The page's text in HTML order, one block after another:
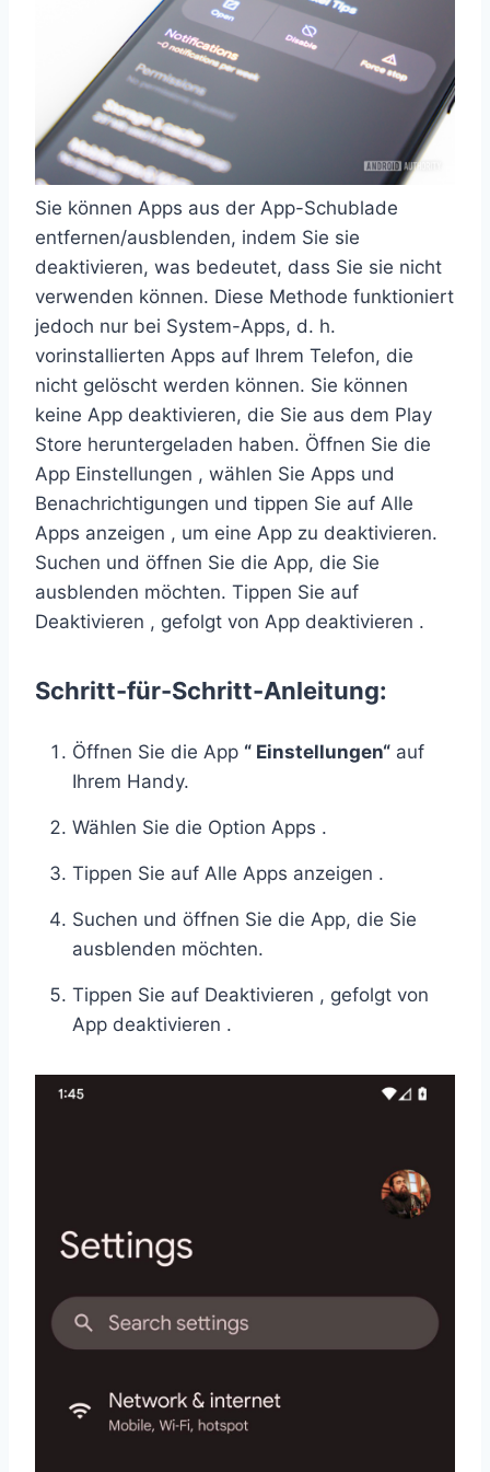
Sie können Apps aus der App-Schublade
entfernen/ausblenden, indem Sie sie
deaktivieren, was bedeutet, dass Sie sie nicht
verwenden können. Diese Methode funktioniert
jedoch nur bei System-Apps, d. h.
vorinstallierten Apps auf Ihrem Telefon, die
nicht gelöscht werden können. Sie können
keine App deaktivieren, die Sie aus dem Play
Store heruntergeladen haben. Öffnen Sie die
App Einstellungen , wählen Sie Apps und
Benachrichtigungen und tippen Sie auf Alle
Apps anzeigen , um eine App zu deaktivieren.
Suchen und öffnen Sie die App, die Sie
ausblenden möchten. Tippen Sie auf
Deaktivieren , gefolgt von App deaktivieren .
Schritt-für-Schritt-Anleitung:
Öffnen Sie die App “ Einstellungen“ auf
Ihrem Handy.
Wählen Sie die Option Apps .
Tippen Sie auf Alle Apps anzeigen .
Suchen und öffnen Sie die App, die Sie
ausblenden möchten.
Tippen Sie auf Deaktivieren , gefolgt von
App deaktivieren .